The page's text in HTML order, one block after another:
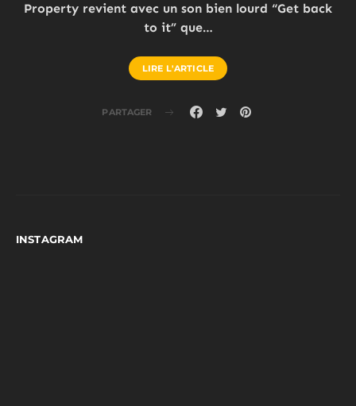
Property revient avec un son bien lourd “Get back
to it” que…
LIRE L'ARTICLE
PARTAGER
INSTAGRAM